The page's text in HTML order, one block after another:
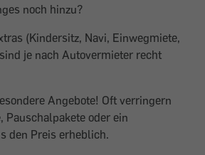
noch hinzu?
(Kindersitz, Navi, Einwegmiete,
je nach Autovermieter recht
Angebote! Oft verringern
Pauschalpakete oder ein
den Preis erheblich.